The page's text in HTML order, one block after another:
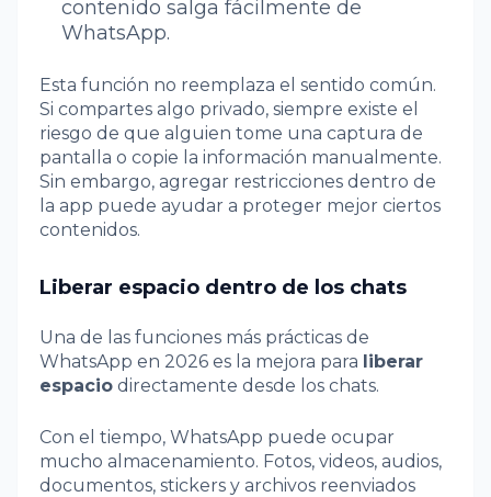
contenido salga fácilmente de
WhatsApp.
Esta función no reemplaza el sentido común.
Si compartes algo privado, siempre existe el
riesgo de que alguien tome una captura de
pantalla o copie la información manualmente.
Sin embargo, agregar restricciones dentro de
la app puede ayudar a proteger mejor ciertos
contenidos.
Liberar espacio dentro de los chats
Una de las funciones más prácticas de
WhatsApp en 2026 es la mejora para liberar
espacio directamente desde los chats.
Con el tiempo, WhatsApp puede ocupar
mucho almacenamiento. Fotos, videos, audios,
documentos, stickers y archivos reenviados